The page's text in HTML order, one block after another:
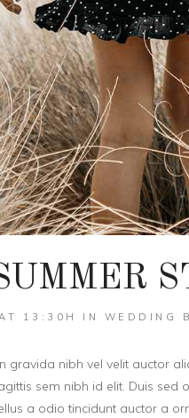
13:30H IN WEDDING
gravida nibh vel velit auctor
sem nibh id elit. Duis
a odio tincidunt auctor a